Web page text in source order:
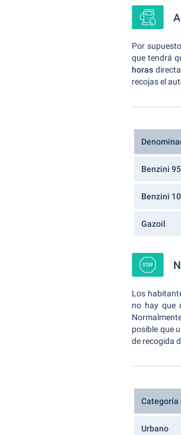
Por
que tendrá
horas
recojas el
Benzini
Benzini
Gazoil
Los
no hay que
posible que
de recogida
Categoría
Urbano